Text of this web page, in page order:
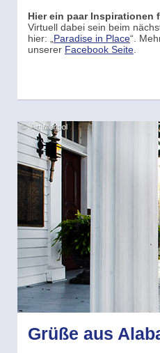
Hier ein paar Inspirationen
Virtuell dabei sein beim
hier: „ Paradise in Place“.
unserer Facebook Seite
Grüße aus